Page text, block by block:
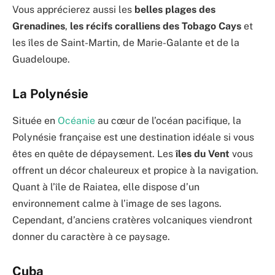
Vous apprécierez aussi les belles plages des
Grenadines, les récifs coralliens des Tobago Cays et
les îles de Saint-Martin, de Marie-Galante et de la
Guadeloupe.
La Polynésie
Située en Océanie au cœur de l’océan pacifique, la
Polynésie française est une destination idéale si vous
êtes en quête de dépaysement. Lesîles du Vent vous
offrent un décor chaleureux et propice à la navigation.
Quant à l’île de Raiatea, elle dispose d’un
environnement calme à l’image de ses lagons.
Cependant, d’anciens cratères volcaniques viendront
donner du caractère à ce paysage.
Cuba